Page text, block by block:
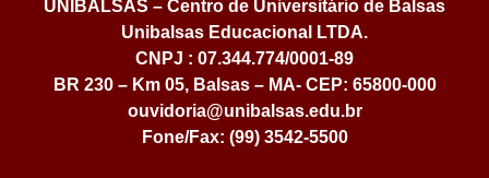
UNIBALSAS – Centro de Universitário de Balsas
Unibalsas Educacional LTDA.
CNPJ : 07.344.774/0001-89
BR 230 – Km 05, Balsas – MA- CEP: 65800-000
ouvidoria@unibalsas.edu.br
Fone/Fax: (99) 3542-5500